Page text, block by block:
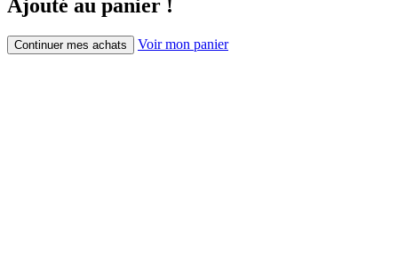
Ajouté au panier !
Continuer mes achats Voir mon panier